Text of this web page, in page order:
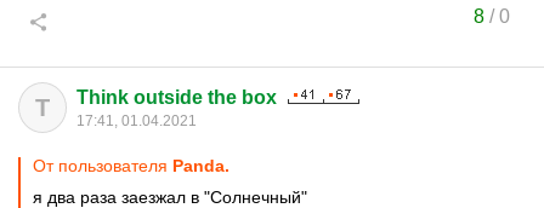
8/0
T Think outside the box
17:41, 01.04.2021
От пользователя Panda.
я два раза заезжал в "Солнечный"